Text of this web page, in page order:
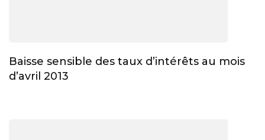
Baisse sensible des taux d’intérêts au mois
d’avril 2013